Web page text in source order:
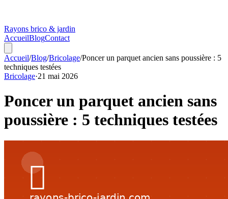
Rayons brico & jardin
AccueilBlogContact
Accueil/Blog/Bricolage/Poncer un parquet ancien sans poussière : 5
techniques testées
Bricolage·21 mai 2026
Poncer un parquet ancien sans
poussière : 5 techniques testées